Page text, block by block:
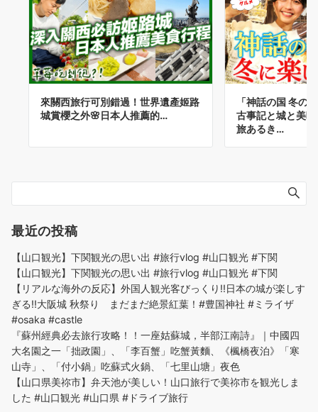
來關西旅行可別錯過！世界遺產姬路
城賞櫻之外🌸日本人推薦的…
「神話の国 冬の
古事記と城と美
旅あるき…
最近の投稿
【山口観光】下関観光の思い出 #旅行vlog #山口観光 #下関
【山口観光】下関観光の思い出 #旅行vlog #山口観光 #下関
【リアルな海外の反応】外国人観光客びっくり!!日本の城が楽しす
ぎる!!大阪城 秋祭り まだまだ絶景紅葉！#豊国神社 #ミライザ
#osaka #castle
『蘇州經典必去旅行攻略！！一座姑蘇城，半部江南詩』｜中國四
大名園之一「拙政園」、「李百蟹」吃蟹黃麵、《楓橋夜泊》「寒
山寺」、「付小鍋」吃蘇式火鍋、「七里山塘」夜色
【山口県美祢市】弁天池が美しい！山口旅行で美祢市を観光しま
した #山口観光 #山口県 #ドライブ旅行